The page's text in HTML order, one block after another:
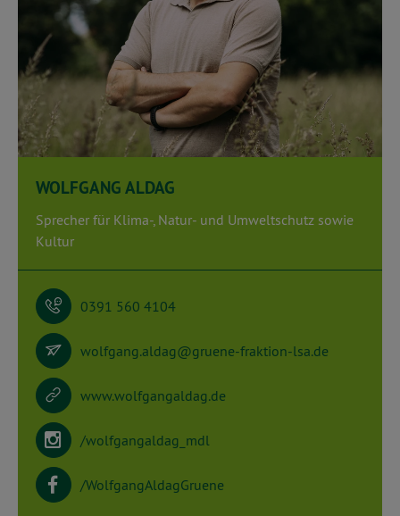
WOLFGANG ALDAG
Sprecher für Klima-, Natur- und Umweltschutz sowie
Kultur
0391 560 4104
wolfgang.aldag@gruene-fraktion-lsa.de
www.wolfgangaldag.de
/wolfgangaldag_mdl
/WolfgangAldagGruene